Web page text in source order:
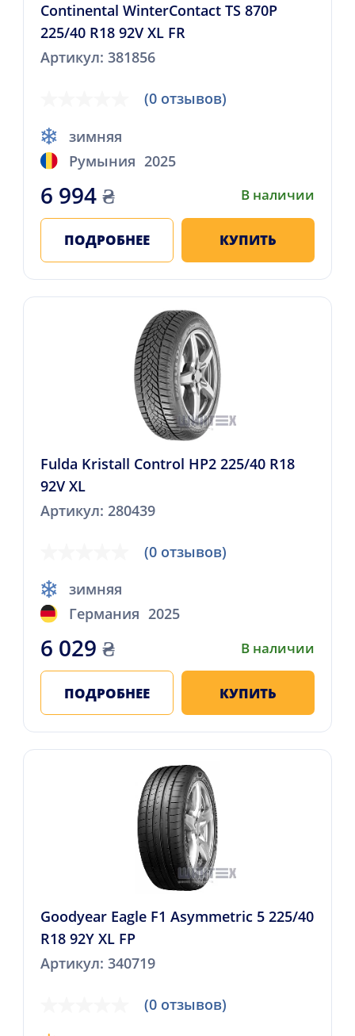
Continental WinterContact TS 870P
225/40 R18 92V XL FR
Артикул: 381856
(0 отзывов)
зимняя
Румыния 2025
6 994₴ В наличии
ПОДРОБНЕЕ КУПИТЬ
Fulda Kristall Control HP2 225/40 R18
92V XL
Артикул: 280439
(0 отзывов)
зимняя
Германия 2025
6 029 ₴ В наличии
ПОДРОБНЕЕ КУПИТЬ
Goodyear Eagle F1 Asymmetric 5 225/40
R18 92Y XL FP
Артикул: 340719
(0 отзывов)